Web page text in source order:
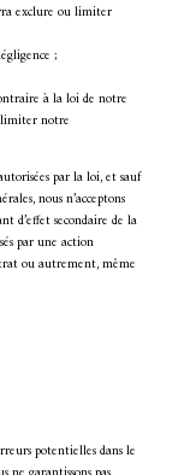
exclure ou limiter
;
à la loi de notre
limiter notre
par la loi, et sauf
nous n’acceptons
d’effet secondaire de la
par une action
ou autrement, même
potentielles dans le